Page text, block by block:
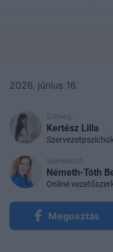
2026. június 16.
Szöveg:
Kertész Lilla
Szerkesztő:
Németh-Tóth
Online
Megosztás